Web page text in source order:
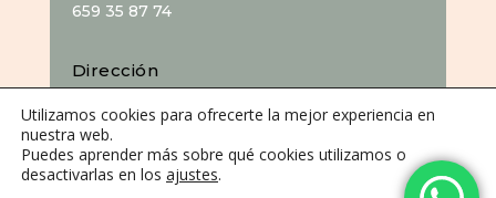
659 35 87 74
Dirección
C. Camino de la Fonda, 28400 Collado
Villalba, Madrid
Utilizamos cookies para ofrecerte la mejor experiencia en
nuestra web.
Puedes aprender más sobre qué cookies utilizamos o
desactivarlas en los ajustes.